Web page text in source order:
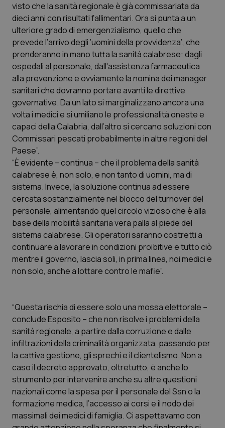
Campania
Emilia-Romagna
Friuli Venezia Giulia
Lazio
Liguria
Lombardia
Marche
Molise
Piemonte
Provincia Autonoma di Bolzano
Provincia Autonoma di Trento
Sardegna
Sicilia
Toscana
Umbria
Car-T
Colesterolo & coronaropatie
Dermatite Atopica
Diabete & glucometri
Disturbi dell’umore
Dolore
Donna & Salute
Epatiti
HIV
Infezioni & Febbre
Ipertensione & Scompenso
Malattia di Crohn & Rettocolite Ulcerosa
Neuroscienze & patologie neurodegenerative
Obesità
Oftalmologia
visto che la sanità regionale è già commissariata da
dieci anni con risultati fallimentari. Ora si punta a un
ulteriore grado di emergenzialismo, quello che
prevede l’arrivo degli ‘uomini della provvidenza’, che
prenderanno in mano tutta la sanità calabrese: dagli
ospedali al personale, dall'assistenza farmaceutica
alla prevenzione e ovviamente la nomina dei manager
sanitari che dovranno portare avanti le direttive
governative. Da un lato si marginalizzano ancora una
volta i medici e si umiliano le professionalità oneste e
capaci della Calabria, dall’altro si cercano soluzioni con
Commissari pescati probabilmente in altre regioni del
Paese”.
“È evidente – continua – che il problema della sanità
calabrese è, non solo, e non tanto di uomini, ma di
sistema. Invece, la soluzione continua ad essere
cercata sostanzialmente nel blocco del turnover del
personale, alimentando quel circolo vizioso che è alla
base della mobilità sanitaria vera palla al piede del
sistema calabrese. Gli operatori saranno costretti a
continuare a lavorare in condizioni proibitive e tutto ciò
mentre il governo, lascia soli, in prima linea, noi medici e
non solo, anche a lottare contro le mafie”.
“Questa rischia di essere solo una mossa elettorale –
conclude Esposito – che non risolve i problemi della
sanità regionale, a partire dalla corruzione e dalle
infiltrazioni della criminalità organizzata, passando per
la cattiva gestione, gli sprechi e il clientelismo. Non a
caso il decreto approvato, oltretutto, è anche lo
strumento per intervenire anche su altre questioni
nazionali come la spesa per il personale del Ssn o la
formazione medica, l’accesso ai corsi e il nodo dei
massimali dei medici di famiglia. Ci aspettavamo con